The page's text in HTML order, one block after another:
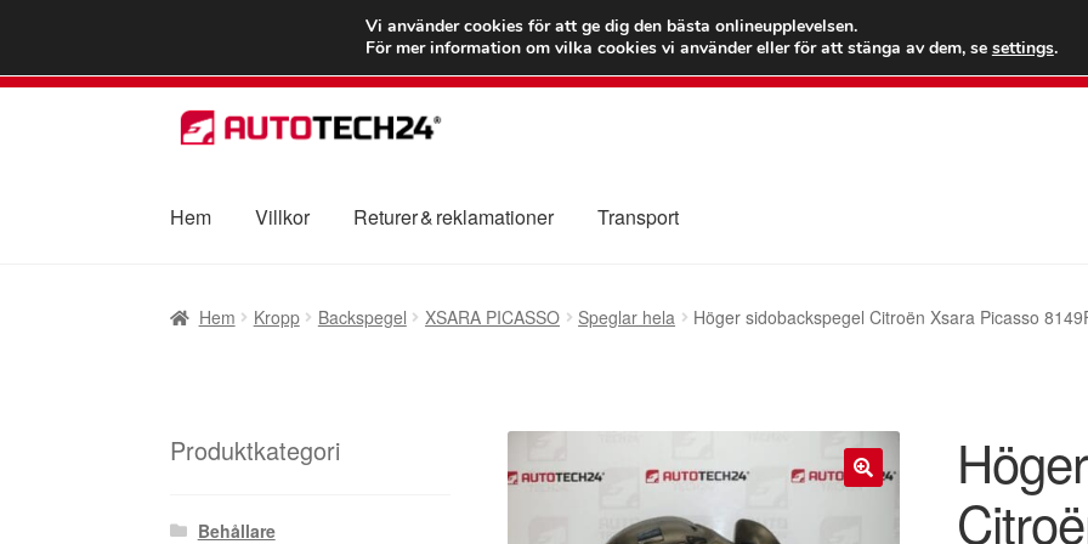
FRAKT från 75 kr
Ring
Hoppa
till
Hoppa
till
Hem Villkor Returer & reklamationer Transport
Hem Kropp Backspegel XSARA PICASSO Speglar hela Höger sidobackspegel Citroën Xsara Picasso
Produktkategori
Behållare
Vi använder cookies för att ge dig den bästa onlineupplevelsen.
För mer information om vilka cookies vi använder eller för att stänga av dem, se settings.